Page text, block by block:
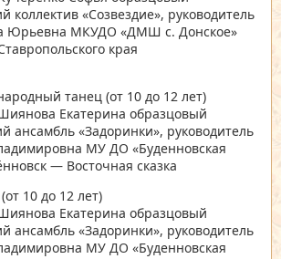
коллектив «Созвездие», руководитель
Юрьевна МКУДО «ДМШ с. Донское»
края
танец (от 10 до 12 лет)
Екатерина образцовый
ансамбль «Задоринки», руководитель
МУ ДО «Буденновская
— Восточная сказка
(от 10 до 12 лет)
Екатерина образцовый
ансамбль «Задоринки», руководитель
МУ ДО «Буденновская